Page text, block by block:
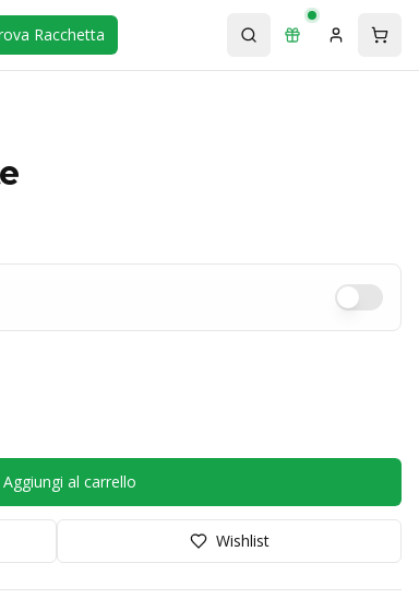
Racchetta
Aggiungi al carrello
Wishlist